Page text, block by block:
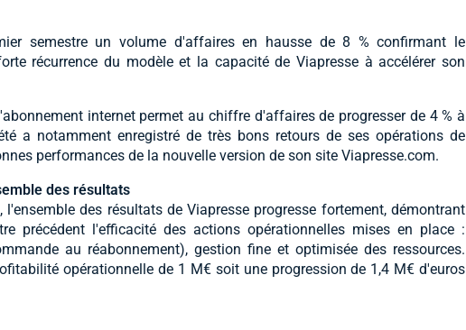
semestre un volume d'affaires en hausse de 8 % confirmant le
récurrence du modèle et la capacité de Viapresse à accélérer son
internet permet au chiffre d'affaires de progresser de 4 % à
a notamment enregistré de très bons retours de ses opérations de
performances de la nouvelle version de son site Viapresse.com.
des résultats
des résultats de Viapresse progresse fortement, démontrant
précédent l'efficacité des actions opérationnelles mises en place :
au réabonnement), gestion fine et optimisée des ressources.
opérationnelle de 1 M€ soit une progression de 1,4 M€ d'euros